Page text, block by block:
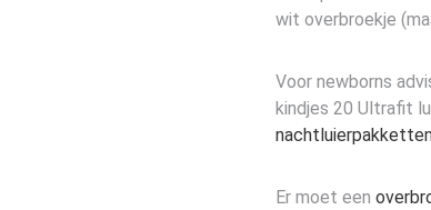
wit overbroekje
Voor newborns
kindjes 20 Ultrafit
Er moet een